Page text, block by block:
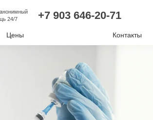
24/7
+7 903 646-20-71
Цены Контакты